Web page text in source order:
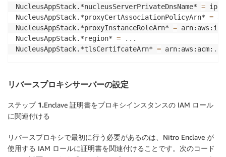
NucleusAppStack.*nucleusServerPrivateDnsName* = ip-
NucleusAppStack.*proxyCertAssociationPolicyArn* =
NucleusAppStack.*proxyInstanceRoleArn* =
NucleusAppStack.*region* = .. .
NucleusAppStack.*tlsCertifcateArn* = arn:aws:acm: ..
リバースプロキシサーバーの設定
ステップ 1.Enclave 証明書をプロキシインスタンスの IAM ロール
に関連付ける
リバースプロキシで最初に行う必要があるのは、Nitro Enclave が
使用する IAM ロールに証明書を関連付けることです。次のコード